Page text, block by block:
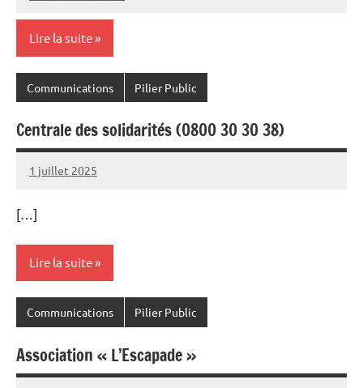
Commune
Lire la suite
Communications Pilier Public
Centrale des solidarités (0800 30 30 38)
1 juillet 2025
Commune
[…]
Lire la suite
Communications Pilier Public
Association « L’Escapade »